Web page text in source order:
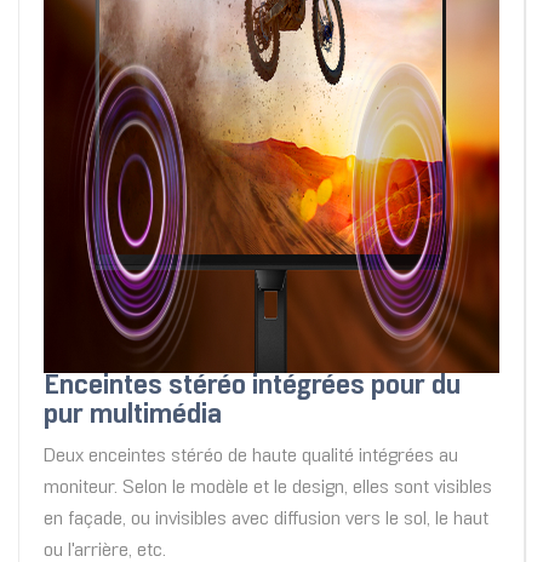
Enceintes stéréo intégrées pour du
pur multimédia
Deux enceintes stéréo de haute qualité intégrées au
moniteur. Selon le modèle et le design, elles sont visibles
en façade, ou invisibles avec diffusion vers le sol, le haut
ou l'arrière, etc.